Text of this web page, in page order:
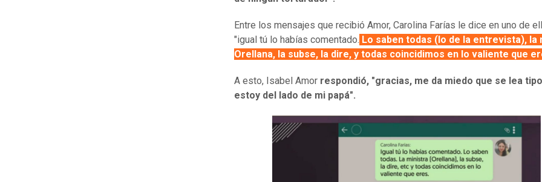
Entre los mensajes que recibió Amor, Carolina Farías le dice en uno de
"igual tú lo habías comentado. Lo saben todas (lo de la entrevista), la
Orellana, la subse, la dire, y todas coincidimos en lo valiente que
A esto, Isabel Amor respondió, "gracias, me da miedo que se lea
estoy del lado de mi papá".